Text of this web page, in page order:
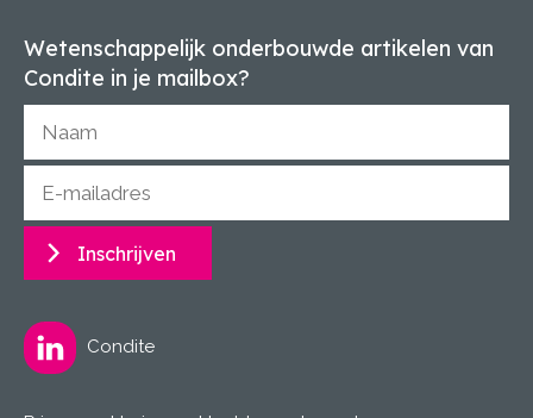
Wetenschappelijk onderbouwde artikelen van
Condite in je mailbox?
Inschrijven
Condite